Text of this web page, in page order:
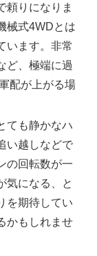
頼りになりま
械式4WDとは
います。非常
ど、極端に過
配が上がる場
ても静かなハ
い越しなどで
の回転数が一
気になる、と
を期待してい
かもしれませ